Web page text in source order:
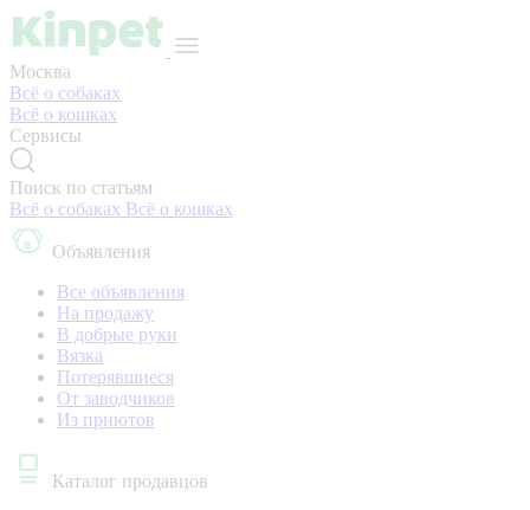
Москва
Всё о собаках
Всё о кошках
Сервисы
Поиск по статьям
Всё о собаках Всё о кошках
Объявления
Все объявления
На продажу
В добрые руки
Вязка
Потерявшиеся
От заводчиков
Из приютов
Каталог продавцов